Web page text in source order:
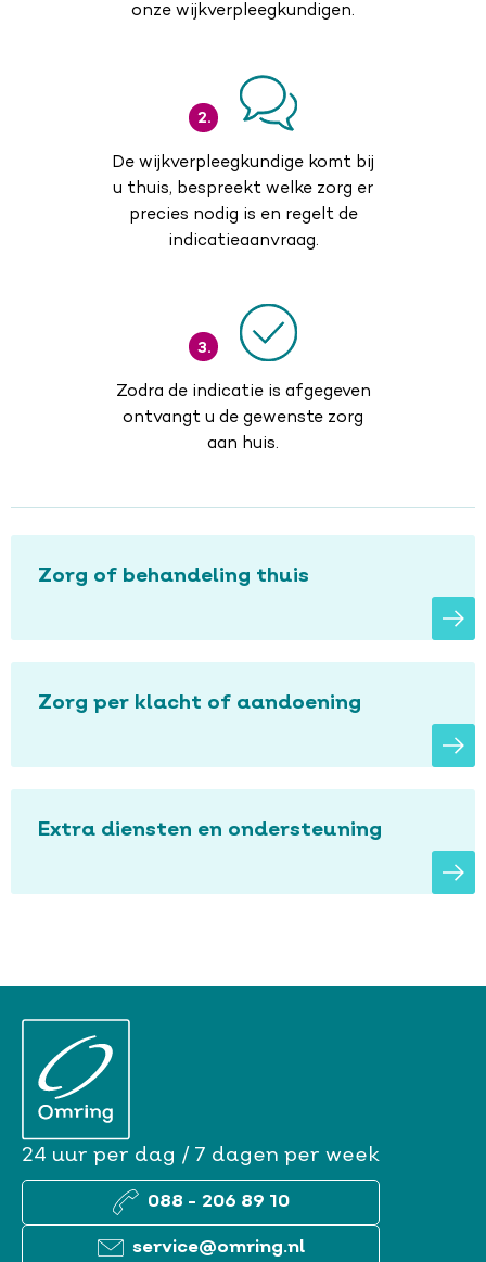
onze wijkverpleegkundigen.
2.
De wijkverpleegkundige komt bij
u thuis, bespreekt welke zorg er
precies nodig is en regelt de
indicatieaanvraag.
3.
Zodra de indicatie is afgegeven
ontvangt u de gewenste zorg
aan huis.
Zorg of behandeling thuis
Zorg per klacht of aandoening
Extra diensten en ondersteuning
24 uur per dag / 7 dagen per week
088 - 206 89 10
service@omring.nl